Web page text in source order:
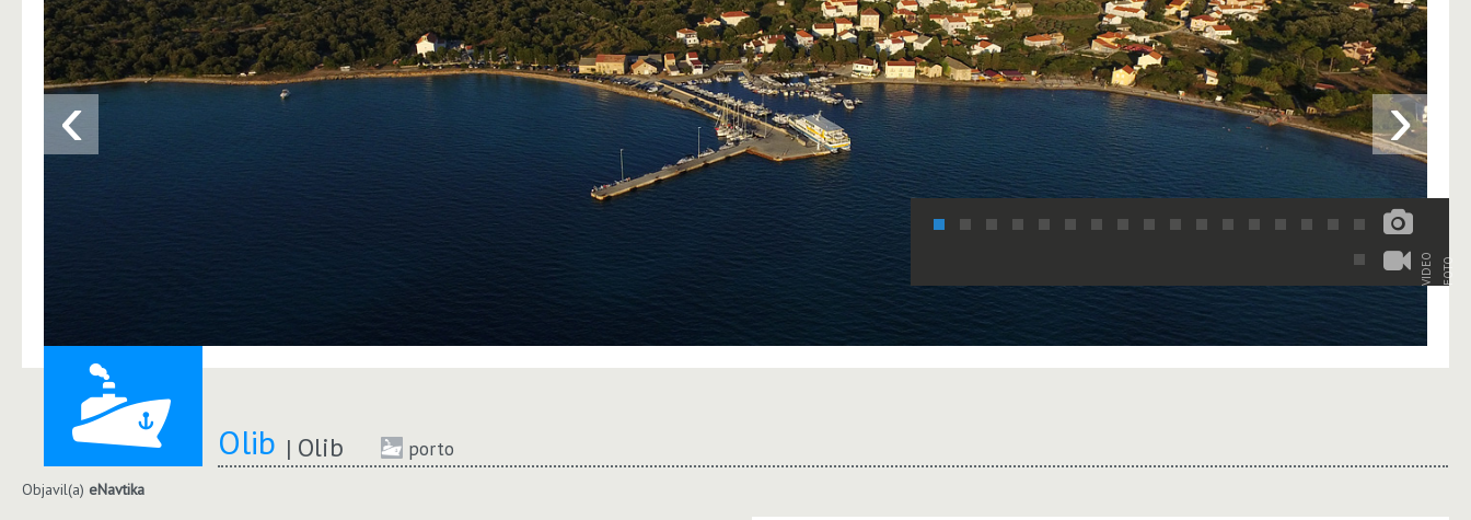
‹ ›
VIDEO FOTO
Olib Olib porto
Objavil(a) eNavtika